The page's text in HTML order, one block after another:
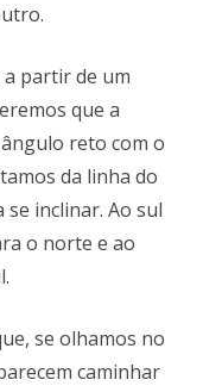
partir de um
que a
reto com o
da linha do
inclinar. Ao sul
o norte e ao
se olhamos no
caminhar